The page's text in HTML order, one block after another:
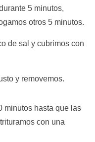
5 minutos,
otros 5 minutos.
de sal y cubrimos con
y removemos.
minutos hasta que las
con una